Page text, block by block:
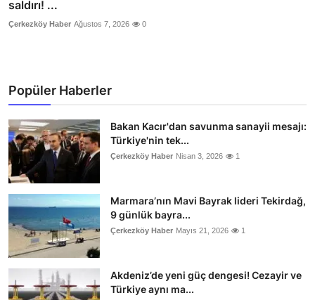
saldırı! ...
Çerkezköy Haber Ağustos 7, 2026 0
Popüler Haberler
Bakan Kacır'dan savunma sanayii mesajı:
Türkiye'nin tek...
Çerkezköy Haber Nisan 3, 2026 1
Marmara’nın Mavi Bayrak lideri Tekirdağ,
9 günlük bayra...
Çerkezköy Haber Mayıs 21, 2026 1
Akdeniz’de yeni güç dengesi! Cezayir ve
Türkiye aynı ma...